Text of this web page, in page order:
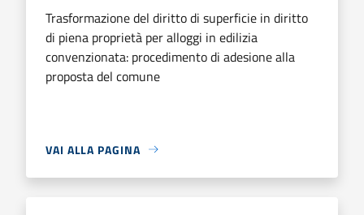
Trasformazione del diritto di superficie in diritto
di piena proprietà per alloggi in edilizia
convenzionata: procedimento di adesione alla
proposta del comune
VAI ALLA PAGINA